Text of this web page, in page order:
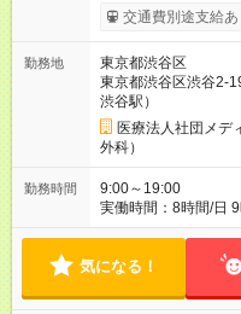
円＋各種手当となり
を含みます。 ◆残業手当は1分単位で全額支給 【試用期間】試用
時と異なる部分があ
給与：月給 220,000
交通費別途支給あ
勤務地
東京都渋谷区
東京都渋谷区渋谷2-
渋谷駅）
医療法人社団メ
外科）
勤務時間
9:00～19:00
実働時間：8時間/日
（クリニックにより
ィナーの予定を入れ
境です。
気になる！